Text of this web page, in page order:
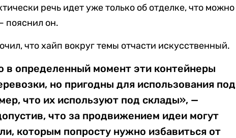
речь идет уже только об отделке, что можно
пояснил он.
что хайп вокруг темы отчасти искусственный.
в определенный момент эти контейнеры
но пригодны для использования под
что их используют под склады», —
что за продвижением идеи могут
которым попросту нужно избавиться от